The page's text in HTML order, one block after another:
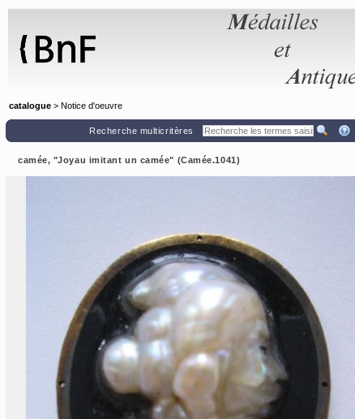
catalogue > Notice d'oeuvre
Recherche multicritères
camée, "Joyau imitant un camée" (Camée.1041)